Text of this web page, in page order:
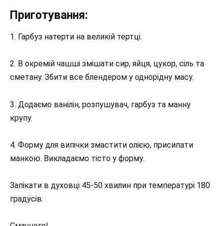
Приготування:
1. Гарбуз натерти на великій тертці.
2. В окремій чашші змішати сир, яйця, цукор, сіль та
сметану. Збити все блендером у однорідну масу.
3. Додаємо ванілін, розпушувач, гарбуз та манну
крупу.
4. Форму для випічки змастити олією, присипати
манкою. Викладаємо тісто у форму.
Запікати в духовці 45-50 хвилин при температурі 180
градусів.